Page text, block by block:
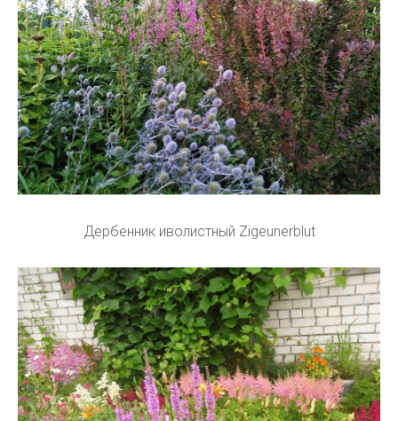
Дербенник иволистный Zigeunerblut